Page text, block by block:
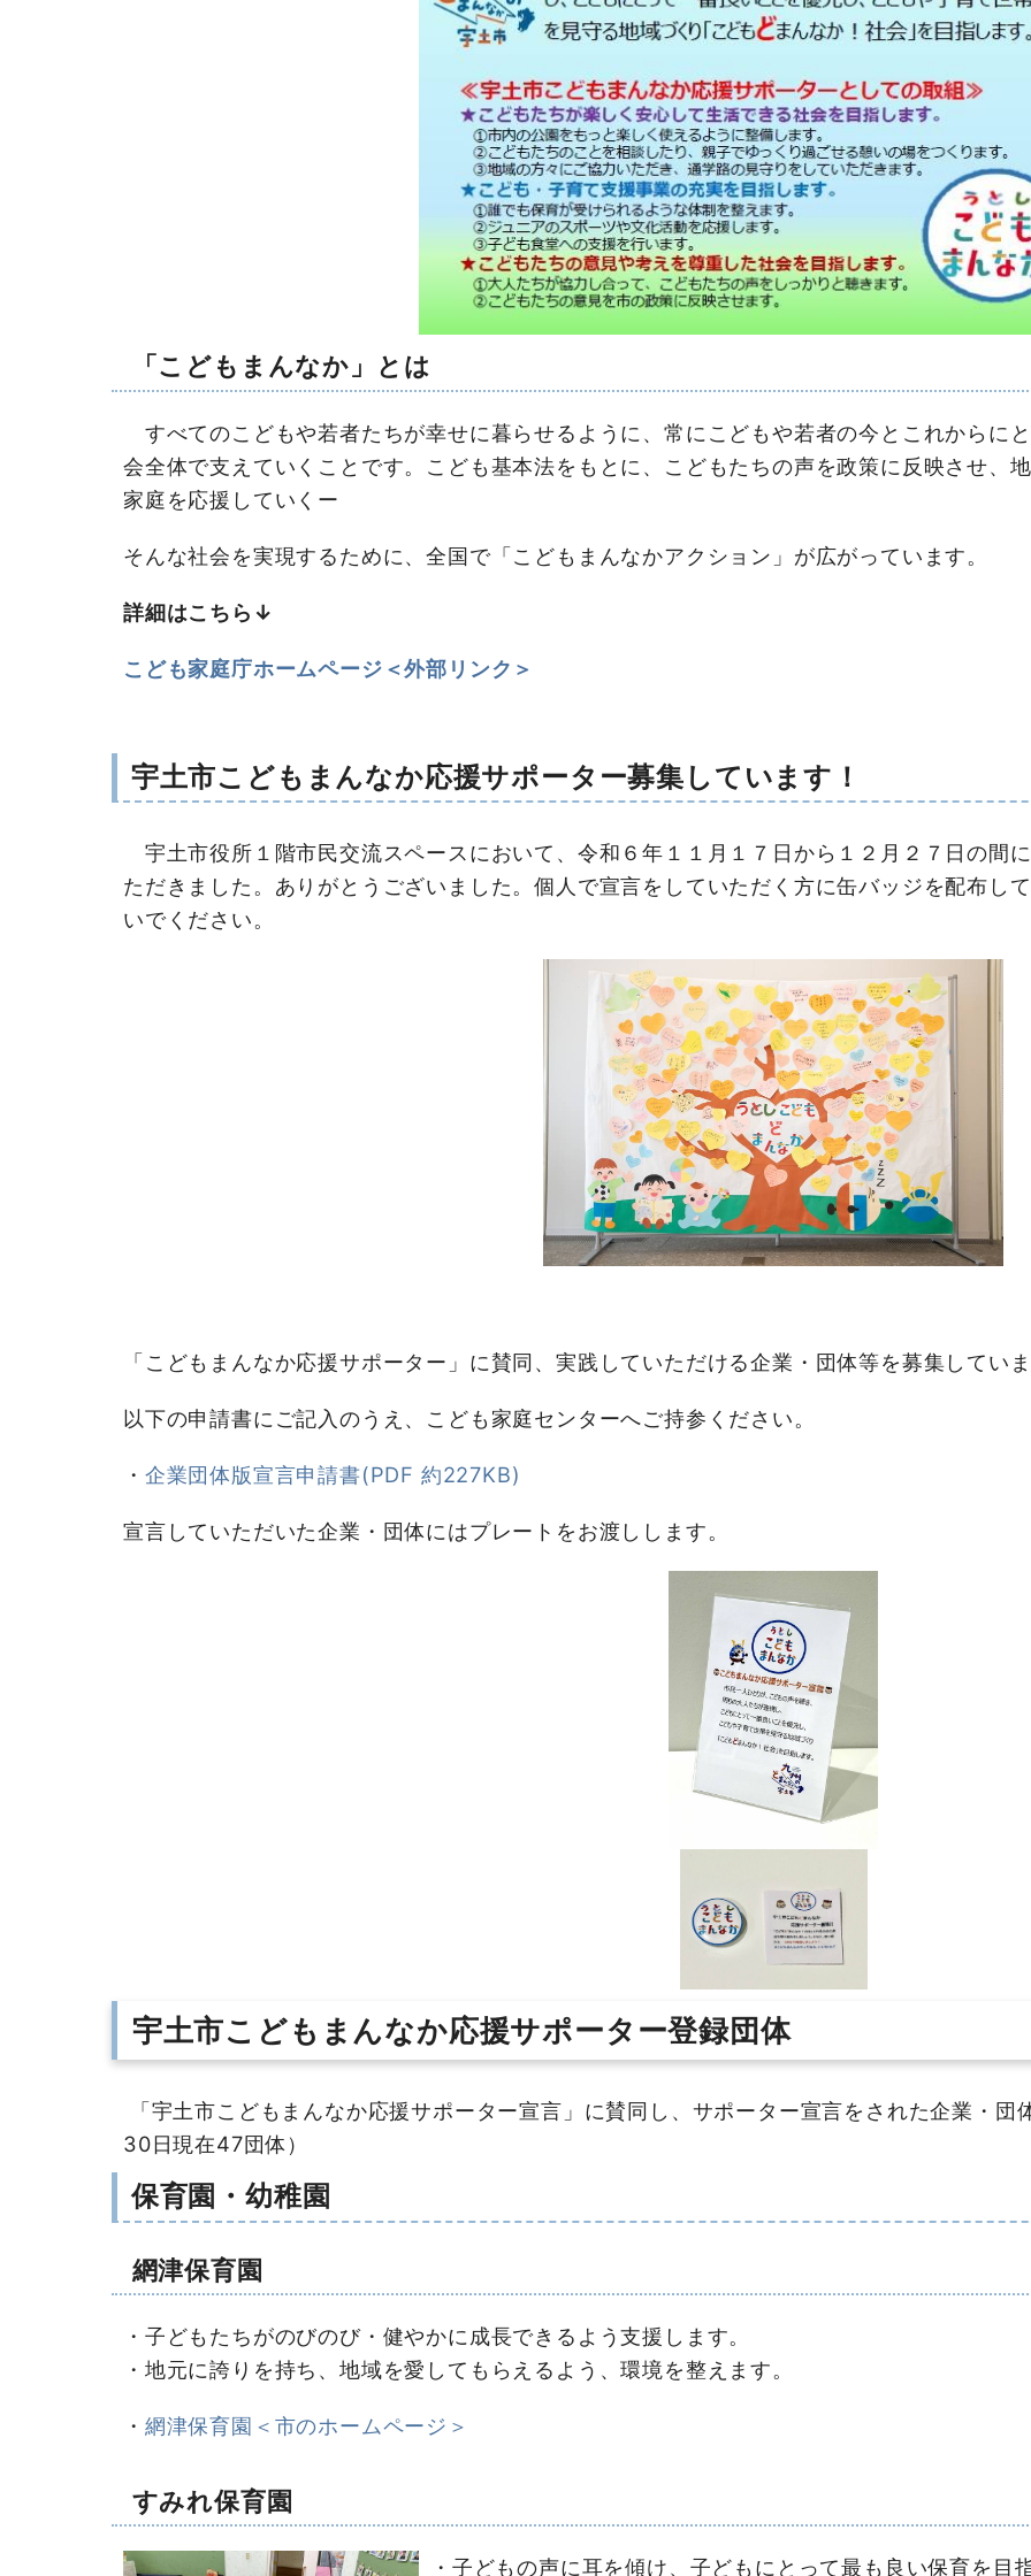
「こどもまんなか」とは
すべてのこどもや若者たちが幸せに暮らせるように、常にこどもや若者の今とこれからに
会全体で支えていくことです。こども基本法をもとに、こどもたちの声を政策に反映させ、
家庭を応援していくー
そんな社会を実現するために、全国で「こどもまんなかアクション」が広がっています。
詳細はこちら↓
こども家庭庁ホームページ＜外部リンク＞
宇土市こどもまんなか応援サポーター募集しています！
宇土市役所１階市民交流スペースにおいて、令和６年１１月１７日から１２月２７日の間
ただきました。ありがとうございました。個人で宣言をしていただく方に缶バッジを配布し
いでください。
「こどもまんなか応援サポーター」に賛同、実践していただける企業・団体等を募集してい
以下の申請書にご記入のうえ、こども家庭センターへご持参ください。
・ 企業団体版宣言申請書(PDF 約227KB)
宣言していただいた企業・団体にはプレートをお渡しします。
宇土市こどもまんなか応援サポーター登録団体
「宇土市こどもまんなか応援サポーター宣言」に賛同し、サポーター宣言をされた企業・
30日現在47団体）
保育園・幼稚園
網津保育園
・子どもたちがのびのび・健やかに成長できるよう支援します。
・地元に誇りを持ち、地域を愛してもらえるよう、環境を整えます。
・ 網津保育園＜市のホームページ＞
すみれ保育園
・子どもの声に耳を傾け、子どもにとって最も良い保育を目